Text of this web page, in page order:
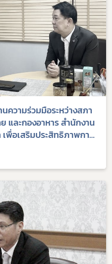
ความร่วมมือระหว่างสภา
และกองอาหาร สำนักงาน
พื่อเสริมประสิทธิภาพการ
ไทย